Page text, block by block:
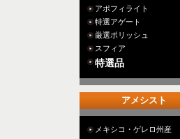
アポフィライト
特選アゲート
厳選ポリッシュ
スフィア
特選品
アメシスト
メキシコ・ゲレロ州産